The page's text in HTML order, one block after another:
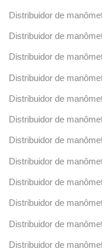
Distribuidor de
Distribuidor de
Distribuidor de
Distribuidor de
Distribuidor de
Distribuidor de
Distribuidor de
Distribuidor de
Distribuidor de
Distribuidor de
Distribuidor de
Distribuidor de